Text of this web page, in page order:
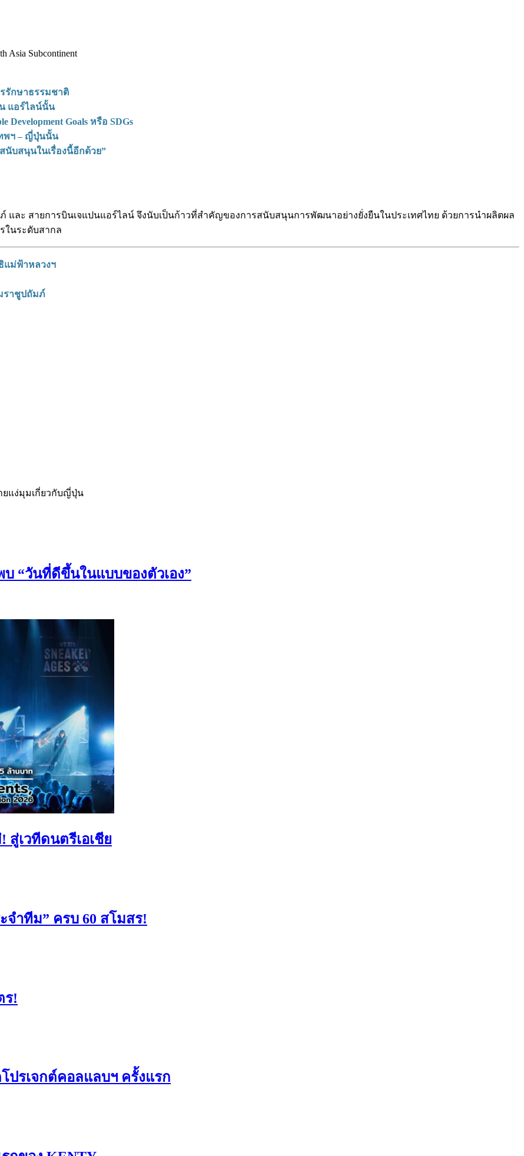
Asia Subcontinent
รักษาธรรมชาติ
แอร์ไลน์นั้น
Goals หรือ SDGs
พฯ – ญี่ปุ่นนั้น
นับสนุนในเรื่องนี้อีกด้วย”
ละ สายการบินเจแปนแอร์ไลน์ จึงนับเป็นก้าวที่สำคัญของการสนับสนุนการพัฒนาอย่างยั่งยืนในประเทศไทย ด้วยการนำผลิตผล
ในระดับสากล
แม่ฟ้าหลวงฯ
ราชูปถัมภ์
ยแง่มุมเกี่ยวกับญี่ปุ่น
“วันที่ดีขึ้นในแบบของตัวเอง”
สู่เวทีดนตรีเอเชีย
จำทีม” ครบ 60 สโมสร!
ร!
ปรเจกต์คอลแลบฯ ครั้งแรก